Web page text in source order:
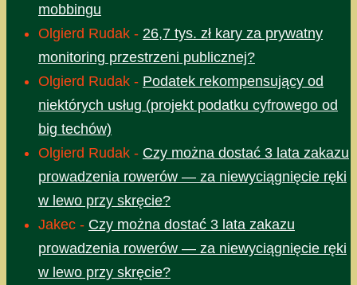
mobbingu
Olgierd Rudak - 26,7 tys. zł kary za prywatny
monitoring przestrzeni publicznej?
Olgierd Rudak - Podatek rekompensujący od
niektórych usług (projekt podatku cyfrowego od
big techów)
Olgierd Rudak - Czy można dostać 3 lata zakazu
prowadzenia rowerów — za niewyciągnięcie ręki
w lewo przy skręcie?
Jakec - Czy można dostać 3 lata zakazu
prowadzenia rowerów — za niewyciągnięcie ręki
w lewo przy skręcie?